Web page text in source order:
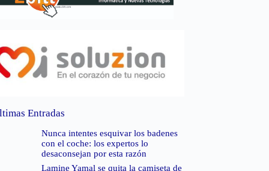
Entradas
Nunca intentes esquivar los badenes
con el coche: los expertos lo
desaconsejan por esta razón
Lamine Yamal se quita la camiseta de